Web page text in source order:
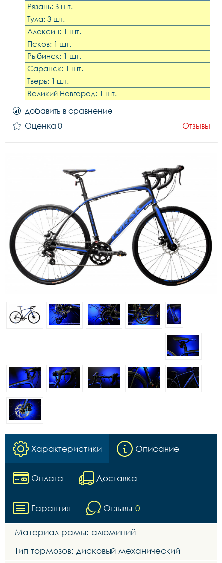
Рязань: 3 шт.
Тула: 3 шт.
Алексин: 1 шт.
Псков: 1 шт.
Рыбинск: 1 шт.
Саранск: 1 шт.
Тверь: 1 шт.
Великий Новгород: 1 шт.
добавить в сравнение
Оценка 0
Отзывы
Характеристики Описание
Оплата Доставка
Гарантия Отзывы 0
Материал рамы: алюминий
Тип тормозов: дисковый механический